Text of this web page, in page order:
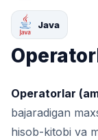
Java
Operatorlar
bajaradigan
hisob-kitobi va